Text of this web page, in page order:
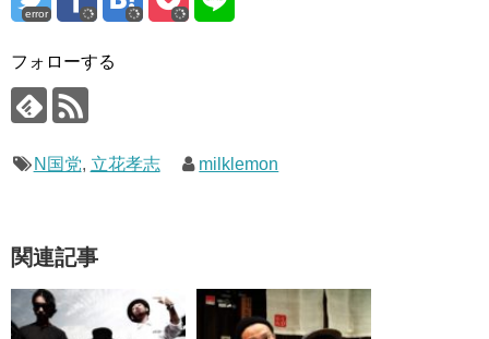
error
フォローする
N国党, 立花孝志 milklemon
関連記事